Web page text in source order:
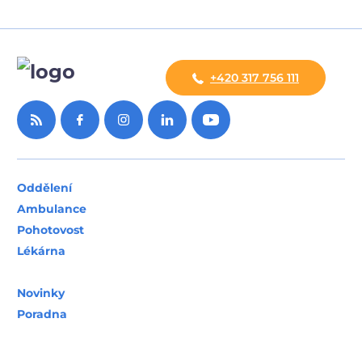
+420 317 756 111
Oddělení
Ambulance
Pohotovost
Lékárna
Novinky
Poradna